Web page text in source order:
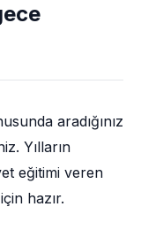
aradığınız
Yılların
eğitimi veren
hazır.